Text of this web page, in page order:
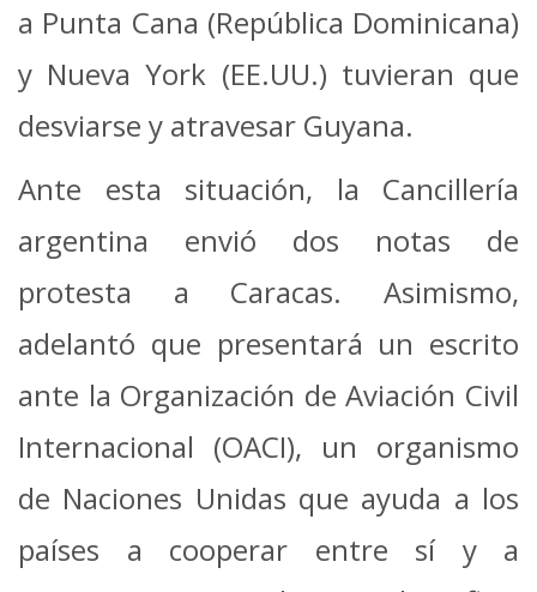
a Punta Cana (República Dominicana)
y Nueva York (EE.UU.) tuvieran que
desviarse y atravesar Guyana.
Ante esta situación, la Cancillería
argentina envió dos notas de
protesta a Caracas. Asimismo,
adelantó que presentará un escrito
ante la Organización de Aviación Civil
Internacional (OACI), un organismo
de Naciones Unidas que ayuda a los
países a cooperar entre sí y a